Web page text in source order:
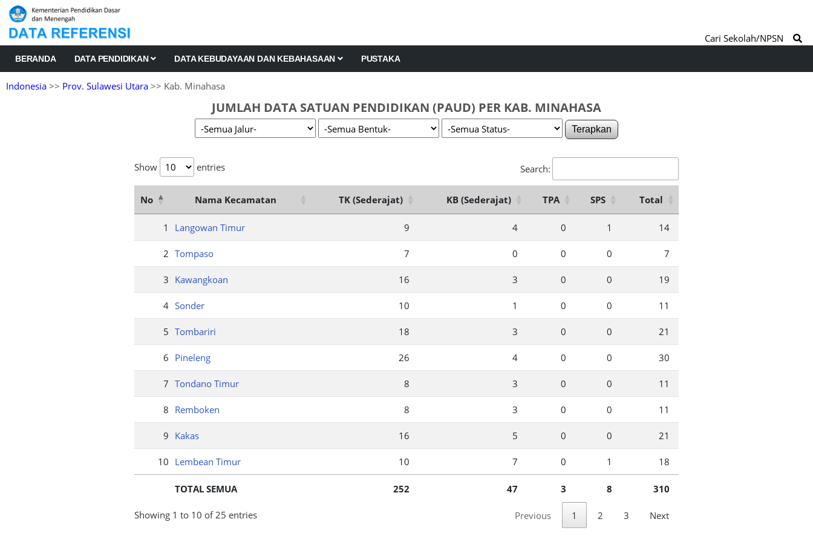
BERANDA DATA PENDIDIKAN DATA KEBUDAYAAN DAN KEBAHASAAN PUSTAKA
Cari Sekolah/NPSN
Indonesia >> Prov. Sulawesi Utara >> Kab. Minahasa
JUMLAH DATA SATUAN PENDIDIKAN (PAUD) PER KAB. MINAHASA
Terapkan
Show entries Search:
No Nama Kecamatan TK (Sederajat) KB (Sederajat) TPA SPS Total
1 Langowan Timur 9 4 0 1 14
2 Tompaso 7 0 0 0 7
3 Kawangkoan 16 3 0 0 19
4 Sonder 10 1 0 0 11
5 Tombariri 18 3 0 0 21
6 Pineleng 26 4 0 0 30
7 Tondano Timur 8 3 0 0 11
8 Remboken 8 3 0 0 11
9 Kakas 16 5 0 0 21
10 Lembean Timur 10 7 0 1 18
TOTAL SEMUA 252 47 3 8 310
Showing 1 to 10 of 25 entries Previous 1 2 3 Next